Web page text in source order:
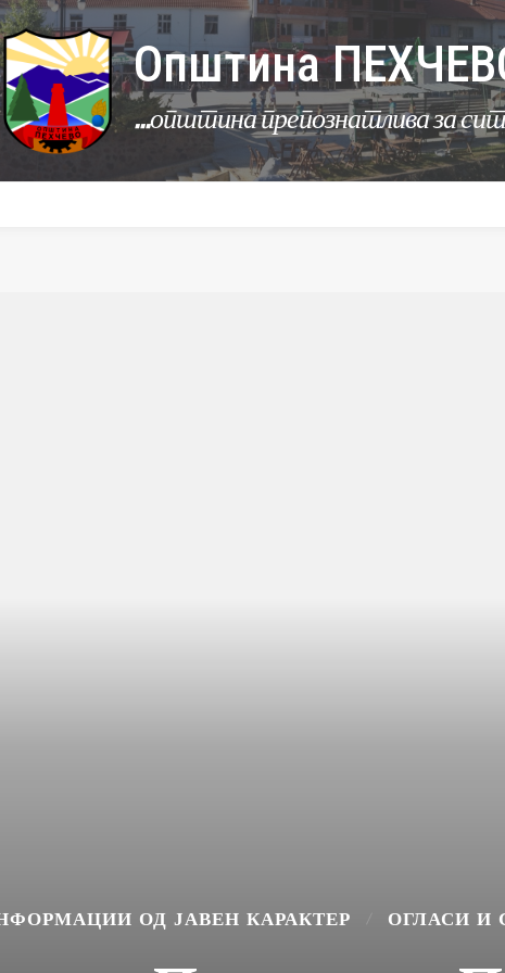
Општина
...општина препознатлива за
ОД ЈАВЕН КАРАКТЕР ОГЛАСИ И